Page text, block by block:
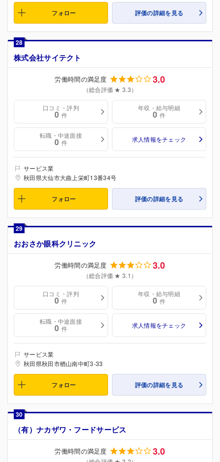
フォロー 評価の詳細を見る
28
株式会社サイテクト
労働時間の満足度 3.0
（総合評価 ★ 3.3）
口コミ・評判
0 件
年収・給与明細
0 件
転職・中途面接
0 件 求人情報をチェック
サービス業
秋田県大仙市大曲上栄町13番34号
フォロー 評価の詳細を見る
29
おおさか眼科クリニック
労働時間の満足度 3.0
（総合評価 ★ 3.1）
口コミ・評判
0 件
年収・給与明細
0 件
転職・中途面接
0 件 求人情報をチェック
サービス業
秋田県秋田市楢山南中町3-33
フォロー 評価の詳細を見る
30
（有）ナカザワ・フードサービス
労働時間の満足度 3.0